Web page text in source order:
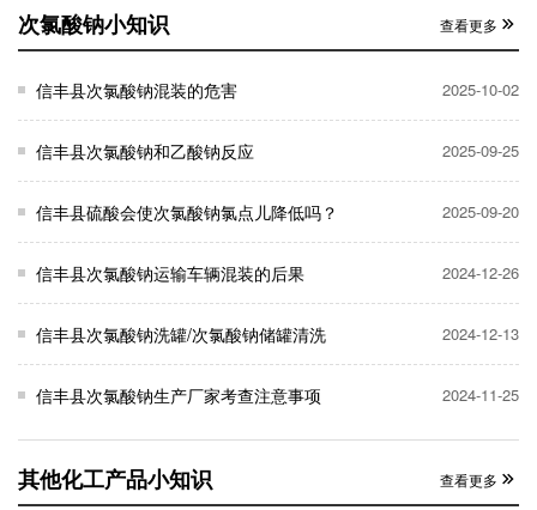
次氯酸钠小知识 查看更多
信丰县次氯酸钠混装的危害 2025-10-02
信丰县次氯酸钠和乙酸钠反应 2025-09-25
信丰县硫酸会使次氯酸钠氯点儿降低吗？ 2025-09-20
信丰县次氯酸钠运输车辆混装的后果 2024-12-26
信丰县次氯酸钠洗罐/次氯酸钠储罐清洗 2024-12-13
信丰县次氯酸钠生产厂家考查注意事项 2024-11-25
其他化工产品小知识 查看更多